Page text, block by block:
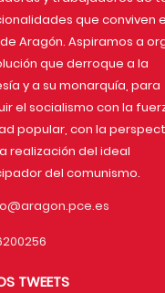
que conviven
Aragón. Aspiramos a
que derroque a la
y a su monarquía, para
el socialismo con la
popular, con la
realización del ideal
del comunismo.
TWEETS